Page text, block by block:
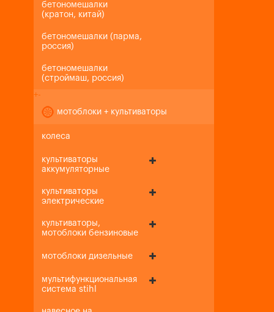
бетономешалки
(кратон, китай)
бетономешалки (парма,
россия)
бетономешалки
(строймаш, россия)
+-
мотоблоки + культиваторы
колеса
культиваторы
аккумуляторные
культиваторы
электрические
культиваторы,
мотоблоки бензиновые
мотоблоки дизельные
мультифункциональная
система stihl